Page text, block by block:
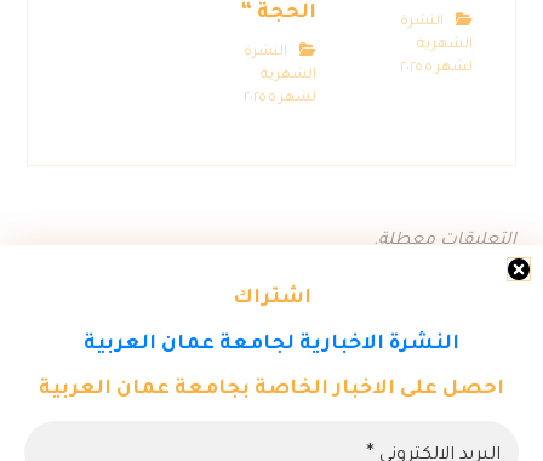
اشتراك
النشرة الاخبارية لجامعة عمان العربية
احصل على الاخبار الخاصة بجامعة عمان العربية
النشرة
الشهرية
لشهر ٥ ٢٠٢٥
الحجة “
النشرة
الشهرية
لشهر ٥ ٢٠٢٥
التعليقات معطلة.